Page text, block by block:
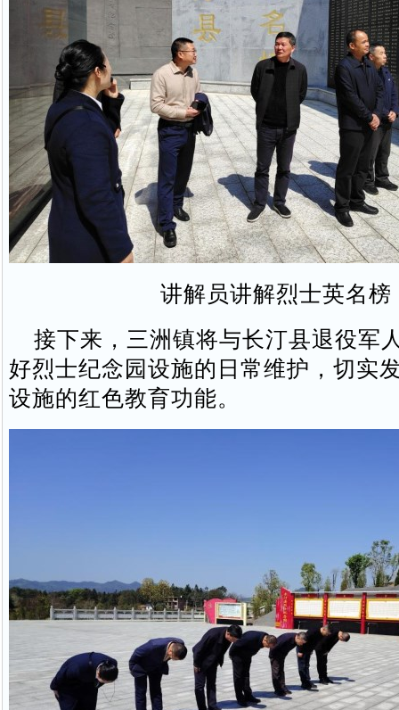
讲解员讲解烈士英名榜
接下来，三洲镇将与长汀县退役军
好烈士纪念园设施的日常维护，切实
设施的红色教育功能。